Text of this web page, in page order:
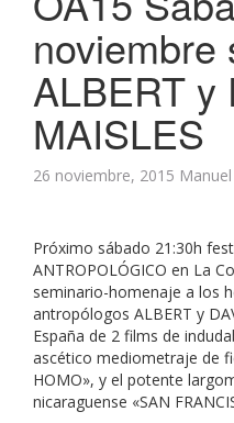
noviembre
ALBERT y
MAISLES
26 noviembre, 2015
Próximo sábado 21:30h
ANTROPOLÓGICO en La
seminario-homenaje a los
antropólogos ALBERT y
España de 2 films de
ascético mediometraje de
HOMO», y el potente
nicaraguense «SAN